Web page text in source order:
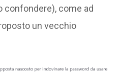
confondere), come ad
un vecchio